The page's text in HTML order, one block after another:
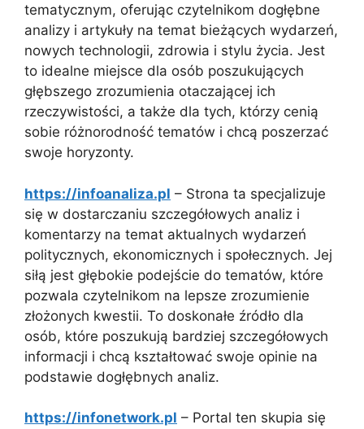
tematycznym, oferując czytelnikom dogłębne
analizy i artykuły na temat bieżących wydarzeń,
nowych technologii, zdrowia i stylu życia. Jest
to idealne miejsce dla osób poszukujących
głębszego zrozumienia otaczającej ich
rzeczywistości, a także dla tych, którzy cenią
sobie różnorodność tematów i chcą poszerzać
swoje horyzonty.
https://infoanaliza.pl – Strona ta specjalizuje
się w dostarczaniu szczegółowych analiz i
komentarzy na temat aktualnych wydarzeń
politycznych, ekonomicznych i społecznych. Jej
siłą jest głębokie podejście do tematów, które
pozwala czytelnikom na lepsze zrozumienie
złożonych kwestii. To doskonałe źródło dla
osób, które poszukują bardziej szczegółowych
informacji i chcą kształtować swoje opinie na
podstawie dogłębnych analiz.
https://infonetwork.pl – Portal ten skupia się